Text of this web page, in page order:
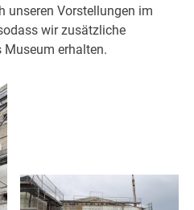
unseren Vorstellungen im
wir zusätzliche
erhalten.